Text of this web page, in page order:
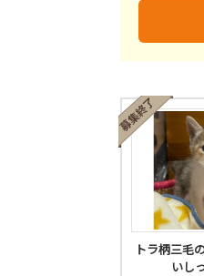
トラ柄三毛
いし